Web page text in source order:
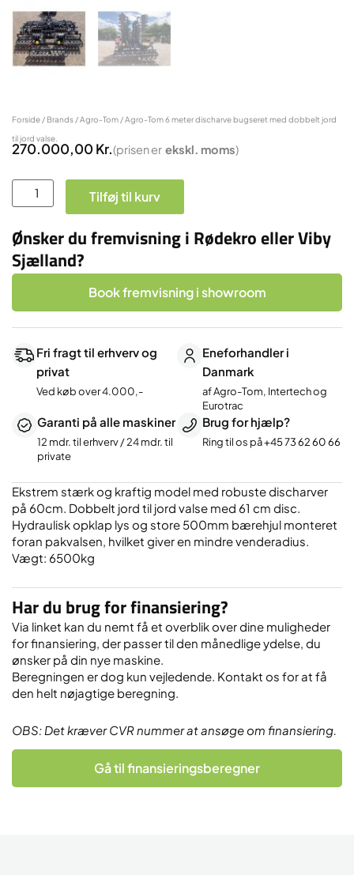
Forside / Brands /Agro-Tom / Agro-Tom 6 meter discharve bugseret med dobbelt jord
til jord valse.
270.000,00Kr.(prisen er ekskl. moms)
Agro-
Tom
meter
discharve
til
valse.
antal
Tilføj til kurv
Ønsker du fremvisning i Rødekro eller Viby
Sjælland?
Book fremvisning i showroom
Fri fragt til erhverv og
privat
Ved køb over 4.000,-
Eneforhandler i
Danmark
af Agro-Tom, Intertech og
Eurotrac
Garanti på alle maskiner
12 mdr. til erhverv / 24 mdr. til
private
Brug for hjælp?
Ring til os på+45 73 62 60 66
Ekstrem stærk og kraftig model med robuste discharver
på 60cm. Dobbelt jord til jord valse med 61 cm disc.
Hydraulisk opklap lys og store 500mm bærehjul monteret
foran pakvalsen, hvilket giver en mindre venderadius.
Vægt: 6500kg
Har du brug for finansiering?
Via linket kan du nemt få et overblik over dine muligheder
for finansiering, der passer til den månedlige ydelse, du
ønsker på din nye maskine.
Beregningen er dog kun vejledende. Kontakt os for at få
den helt nøjagtige beregning.
OBS: Det kræver CVR nummer at ansøge om finansiering.
Gå til finansieringsberegner